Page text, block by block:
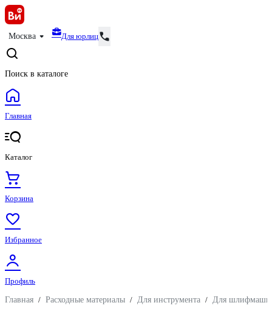
Москва Для юрлиц
Поиск в каталоге
Главная
Каталог
Корзина
Избранное
Профиль
Главная / Расходные материалы / Для инструмента / Для